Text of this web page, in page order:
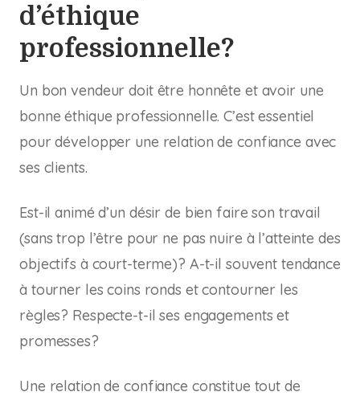
d’éthique
professionnelle?
Un bon vendeur doit être honnête et avoir une
bonne éthique professionnelle. C’est essentiel
pour développer une relation de confiance avec
ses clients.
Est-il animé d’un désir de bien faire son travail
(sans trop l’être pour ne pas nuire à l’atteinte des
objectifs à court-terme)? A-t-il souvent tendance
à tourner les coins ronds et contourner les
règles? Respecte-t-il ses engagements et
promesses?
Une relation de confiance constitue tout de